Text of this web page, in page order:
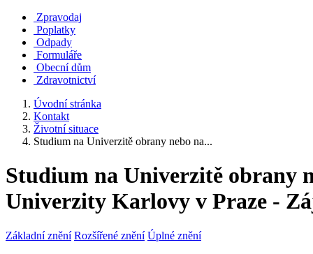
Zpravodaj
Poplatky
Odpady
Formuláře
Obecní dům
Zdravotnictví
Úvodní stránka
Kontakt
Životní situace
Studium na Univerzitě obrany nebo na...
Studium na Univerzitě obrany
Univerzity Karlovy v Praze -
Základní znění Rozšířené znění Úplné znění